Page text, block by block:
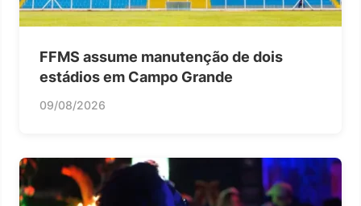
FFMS assume manutenção de dois
estádios em Campo Grande
09/08/2026